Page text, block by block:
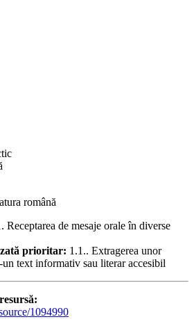
română
Receptarea de mesaje orale în diverse
prioritar: 1.1.. Extragerea unor
text informativ sau literar accesibil
1094990